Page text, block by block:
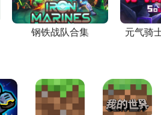
钢铁战队合集 元气骑